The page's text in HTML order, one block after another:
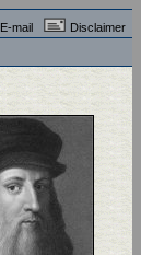
E-mail Disclaimer